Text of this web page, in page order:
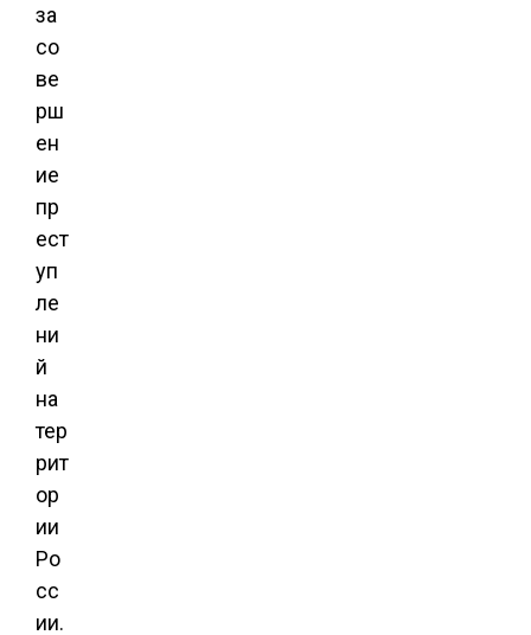
за
со
ве
рш
ен
ие
пр
ест
уп
ле
ни
й
на
тер
рит
ор
ии
Ро
сс
ии.